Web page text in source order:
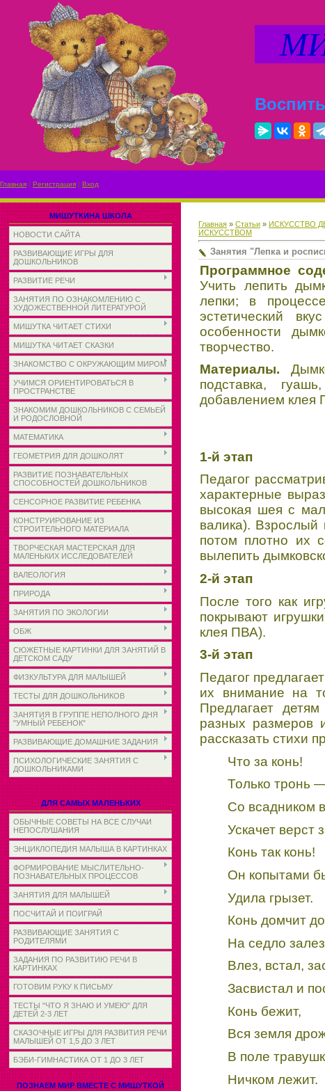
Главная | Регистрация | Вход
МИШУТКИНА ШКОЛА
НОВОСТИ САЙТА
РАЗВИВАЮЩИЕ ИГРЫ ДЛЯ
ДОШКОЛЬНИКОВ
РАЗВИТИЕ РЕЧИ
ЗАНЯТИЯ ПО ОЗНАКОМЛЕНИЮ С
ХУДОЖЕСТВЕННОЙ ЛИТЕРАТУРОЙ
МИШУТКА ЧИТАЕТ СТИХИ
МИШУТКА ЧИТАЕТ СКАЗКИ
ЗНАКОМСТВО С ОКРУЖАЮЩИМ МИРОМ
УЧИМСЯ ОРИЕНТИРОВАТЬСЯ В
ПРОСТРАНСТВЕ
ЗНАКОМИМ ДОШКОЛЬНИКОВ С СЕМЬЕЙ
И РОДОСЛОВНОЙ
МАТЕМАТИКА
ГЕОМЕТРИЯ ДЛЯ ДОШКОЛЯТ
РАЗВИТИЕ ПОЗНАВАТЕЛЬНЫХ
СПОСОБНОСТЕЙ ДОШКОЛЬНИКОВ
СЕНСОРНОЕ РАЗВИТИЕ РЕБЕНКА
КОНСТРУИРОВАНИЕ ИЗ
СТРОИТЕЛЬНОГО МАТЕРИАЛА
ТВОРЧЕСКАЯ МАСТЕРСКАЯ ДЛЯ
МАЛЕНЬКИХ ИССЛЕДОВАТЕЛЕЙ
ВАЛЕОЛОГИЯ
ПРИРОДА
ЗАНЯТИЯ ПО ЭКОЛОГИИ
ОБЖ
СЮЖЕТНЫЕ КАРТИНКИ ДЛЯ ЗАНЯТИЙ В
ДЕТСКОМ САДУ
ФИЗКУЛЬТУРА ДЛЯ МАЛЫШЕЙ
ТЕСТЫ ДЛЯ ДОШКОЛЬНИКОВ
ЗАНЯТИЯ В ГРУППЕ НЕПОЛНОГО ДНЯ
"УМНЫЙ РЕБЕНОК"
РАЗВИВАЮЩИЕ ДОМАШНИЕ ЗАДАНИЯ
ПСИХОЛОГИЧЕСКИЕ ЗАНЯТИЯ С
ДОШКОЛЬНИКАМИ
ДЛЯ САМЫХ МАЛЕНЬКИХ
ОБЫЧНЫЕ СОВЕТЫ НА ВСЕ СЛУЧАИ
НЕПОСЛУШАНИЯ
ЭНЦИКЛОПЕДИЯ МАЛЫША В КАРТИНКАХ
ФОРМИРОВАНИЕ МЫСЛИТЕЛЬНО-
ПОЗНАВАТЕЛЬНЫХ ПРОЦЕССОВ
ЗАНЯТИЯ ДЛЯ МАЛЫШЕЙ
ПОСЧИТАЙ И ПОИГРАЙ
РАЗВИВАЮЩИЕ ЗАНЯТИЯ С
РОДИТЕЛЯМИ
ЗАДАНИЯ ПО РАЗВИТИЮ РЕЧИ В
КАРТИНКАХ
ГОТОВИМ РУКУ К ПИСЬМУ
ТЕСТЫ "ЧТО Я ЗНАЮ И УМЕЮ" ДЛЯ
ДЕТЕЙ 2-3 ЛЕТ
СКАЗОЧНЫЕ ИГРЫ ДЛЯ РАЗВИТИЯ РЕЧИ
МАЛЫШЕЙ ОТ 1,5 ДО 3 ЛЕТ
БЭБИ-ГИМНАСТИКА ОТ 1 ДО 3 ЛЕТ
ПОЗНАЕМ МИР ВМЕСТЕ С МИШУТКОЙ
Главная » Статьи » ИСКУССТВО
ИСКУССТВОМ
Занятия "Лепка и
Программное
Учить лепить
лепки; в
эстетический
особенности
творчество.
Материалы.
подставка,
добавлением клея
1-й этап
Педагог
характерные
высокая шея с
валика). Взрослый
потом плотно их
вылепить
2-й этап
После того как
покрывают
клея ПВА).
3-й этап
Педагог
их внимание на
Предлагает
разных размеров
рассказать стихи
Что за конь!
Только тронь
Со всадником
Ускачет верст
Конь так конь!
Он копытами
Удила грызет.
Конь домчит
На седло
Влез, встал,
Засвистал и
Конь бежит,
Вся земля
В поле
Ничком лежит.